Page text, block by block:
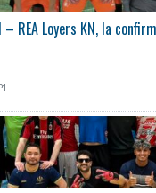
– REA Loyers KN, la